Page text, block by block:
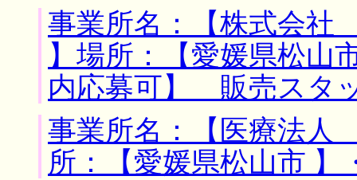
事業所名：【株式会
】場所：【愛媛県松山
内応募可】 販売スタ
事業所名：【医療法
所：【愛媛県松山市